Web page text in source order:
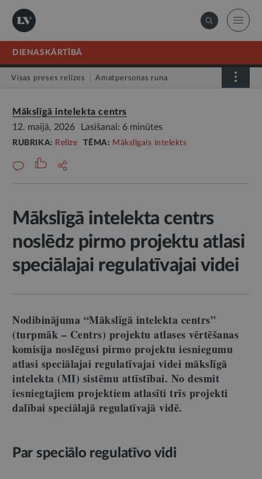
DIENASKĀRTĪBĀ
Visas preses relīzes Amatpersonas runa
Mākslīgā intelekta centrs
12. maijā, 2026
Lasīšanai: 6 minūtes
RUBRIKA: Relīze TĒMA: Mākslīgais intelekts
Mākslīgā intelekta centrs
noslēdz pirmo projektu atlasi
speciālajai regulatīvajai videi
Nodibinājuma “Mākslīgā intelekta centrs”
(turpmāk – Centrs) projektu atlases vērtēšanas
komisija noslēgusi pirmo projektu iesniegumu
atlasi speciālajai regulatīvajai videi mākslīgā
intelekta (MI) sistēmu attīstībai. No desmit
iesniegtajiem projektiem atlasīti trīs projekti
dalībai speciālajā regulatīvajā vidē.
Par speciālo regulatīvo vidi